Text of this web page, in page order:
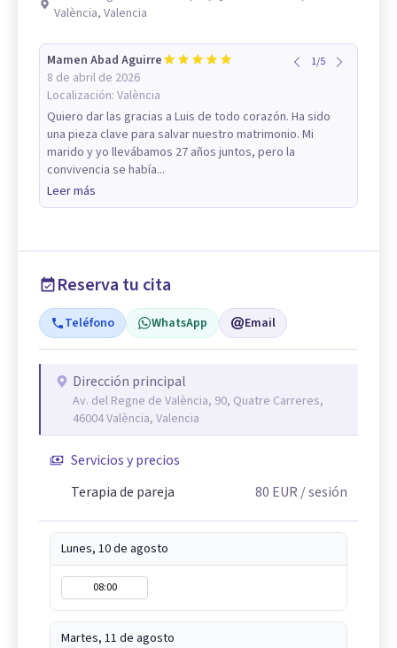
València, Valencia
Mamen Abad Aguirre
8 de abril de 2026
Localización: València
1/5
Quiero dar las gracias a Luis de todo corazón. Ha sido
una pieza clave para salvar nuestro matrimonio. Mi
marido y yo llevábamos 27 años juntos, pero la
convivencia se había...
Leer más
Reserva tu cita
Teléfono WhatsApp Email
Dirección principal
Av. del Regne de València, 90, Quatre Carreres,
46004 València, Valencia
Servicios y precios
Terapia de pareja
80 EUR / sesión
Lunes, 10 de agosto
08:00
Martes, 11 de agosto